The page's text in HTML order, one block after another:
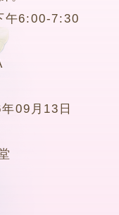
6:00-7:30
09月13日